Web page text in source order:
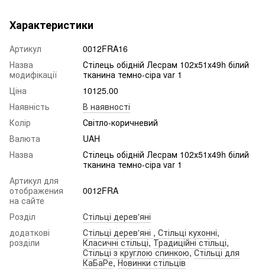
Характеристики
Артикул
0012FRA16
Назва
модифікації
Стілець обідній Лесрам 102х51х49h білий
тканина темно-сіра var 1
Ціна
10125.00
Наявність
В наявності
Колір
Світло-коричневий
Валюта
UAH
Назва
Стілець обідній Лесрам 102х51х49h білий
тканина темно-сіра var 1
Артикул для
отображения
на сайте
0012FRA
Розділ
Стільці дерев'яні
додаткові
розділи
Стільці дерев'яні , Стільці кухонні,
Класичні стільці,Традиційні стільці,
Стільці з круглою спинкою,Стільці для
КаБаРе,Новинки стільців